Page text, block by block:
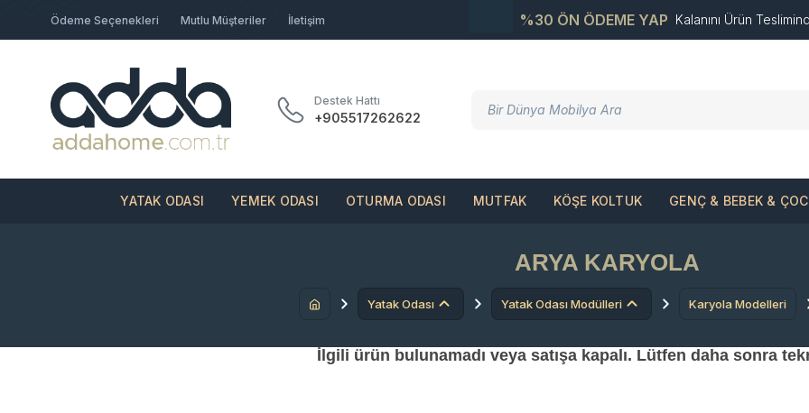
Ödeme Seçenekleri Mutlu Müşteriler İletişim %30 ÖN ÖDEME YAP Kalanını Ürün
Destek Hattı
+905517262622
YATAK ODASI YEMEK ODASI OTURMA ODASI MUTFAK KÖŞE KOLTUK GENÇ & BEBEK &
ARYA KARYOLA
Yatak Odası Yatak Odası Modülleri Karyola Modelleri
İlgili ürün bulunamadı veya satışa kapalı. Lütfen daha sonra